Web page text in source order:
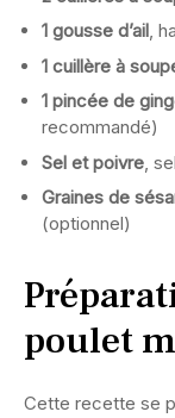
1 gousse d’ail,
1 cuillère à
1 pincée de
recommandé)
Sel et poivre ,
Graines de
(optionnel)
poulet
Cette recette se